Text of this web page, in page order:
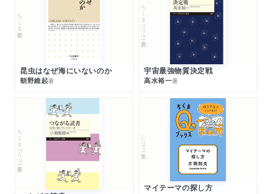
ちくま新書
昆虫はなぜ海にいないのか
朝野維起著
ちくまプリマー新書
宇宙最強物質決定戦
高水裕一著
ちくまプリマー新書 シリーズ・全集
マイテーマの探し方